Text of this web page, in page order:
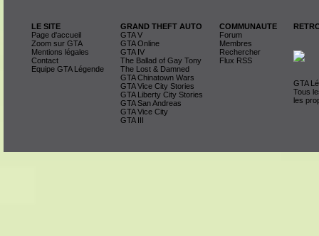
LE SITE
Page d'accueil
Zoom sur GTA
Mentions légales
Contact
Equipe GTA Légende
GRAND THEFT AUTO
GTA V
GTA Online
GTA IV
The Ballad of Gay Tony
The Lost & Damned
GTA Chinatown Wars
GTA Vice City Stories
GTA Liberty City Stories
GTA San Andreas
GTA Vice City
GTA III
COMMUNAUTE
Forum
Membres
Rechercher
Flux RSS
GTA
Tous
les